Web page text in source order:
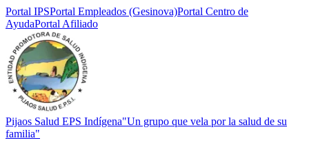
Portal IPSPortal Empleados (Gesinova)Portal Centro de
AyudaPortal Afiliado
Pijaos Salud EPS Indígena"Un grupo que vela por la salud de su
familia"